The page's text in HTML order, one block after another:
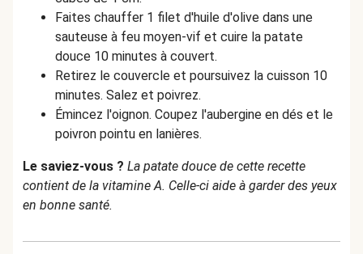
Faites chauffer 1 filet d'huile d'olive dans une
sauteuse à feu moyen-vif et cuire la patate
douce 10 minutes à couvert.
Retirez le couvercle et poursuivez la cuisson 10
minutes. Salez et poivrez.
Émincez l'oignon. Coupez l'aubergine en dés et le
poivron pointu en lanières.
Le saviez-vous ? La patate douce de cette recette
contient de la vitamine A. Celle-ci aide à garder des yeux
en bonne santé.